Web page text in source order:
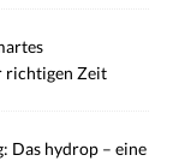
richtigen Zeit
Das hydrop – eine